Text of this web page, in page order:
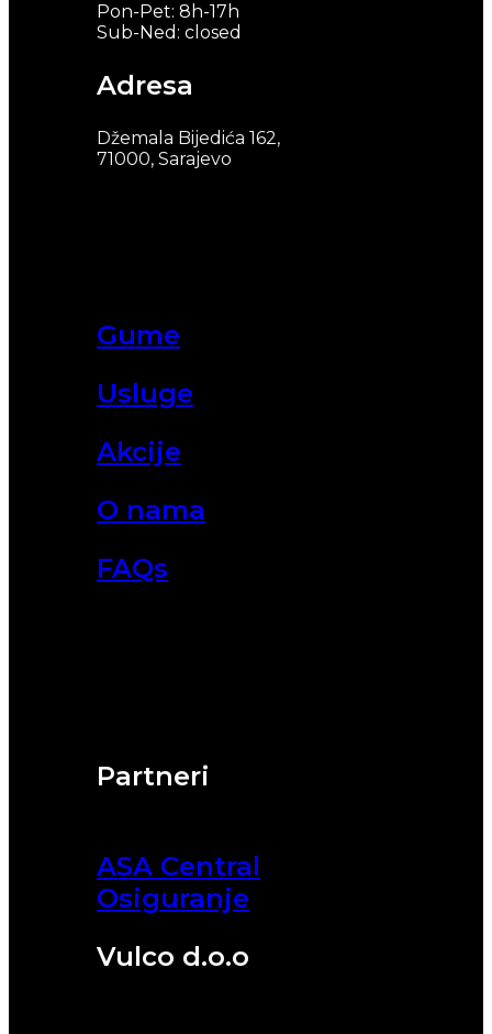
Partneri
ASA Central
Osiguranje
Vulco d.o.o
Gume
Usluge
Akcije
O nama
FAQs
Pon-Pet: 8h-17h
Sub-Ned: closed
Adresa
Džemala Bijedića 162,
71000, Sarajevo